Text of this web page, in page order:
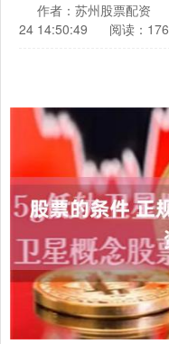
作者：苏州股票配资
24 14:50:49
阅读：176